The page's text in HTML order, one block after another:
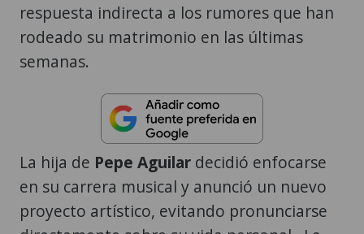
respuesta indirecta a los rumores que han
rodeado su matrimonio en las últimas
semanas.
La hija de Pepe Aguilar decidió enfocarse
en su carrera musical y anunció un nuevo
proyecto artístico, evitando pronunciarse